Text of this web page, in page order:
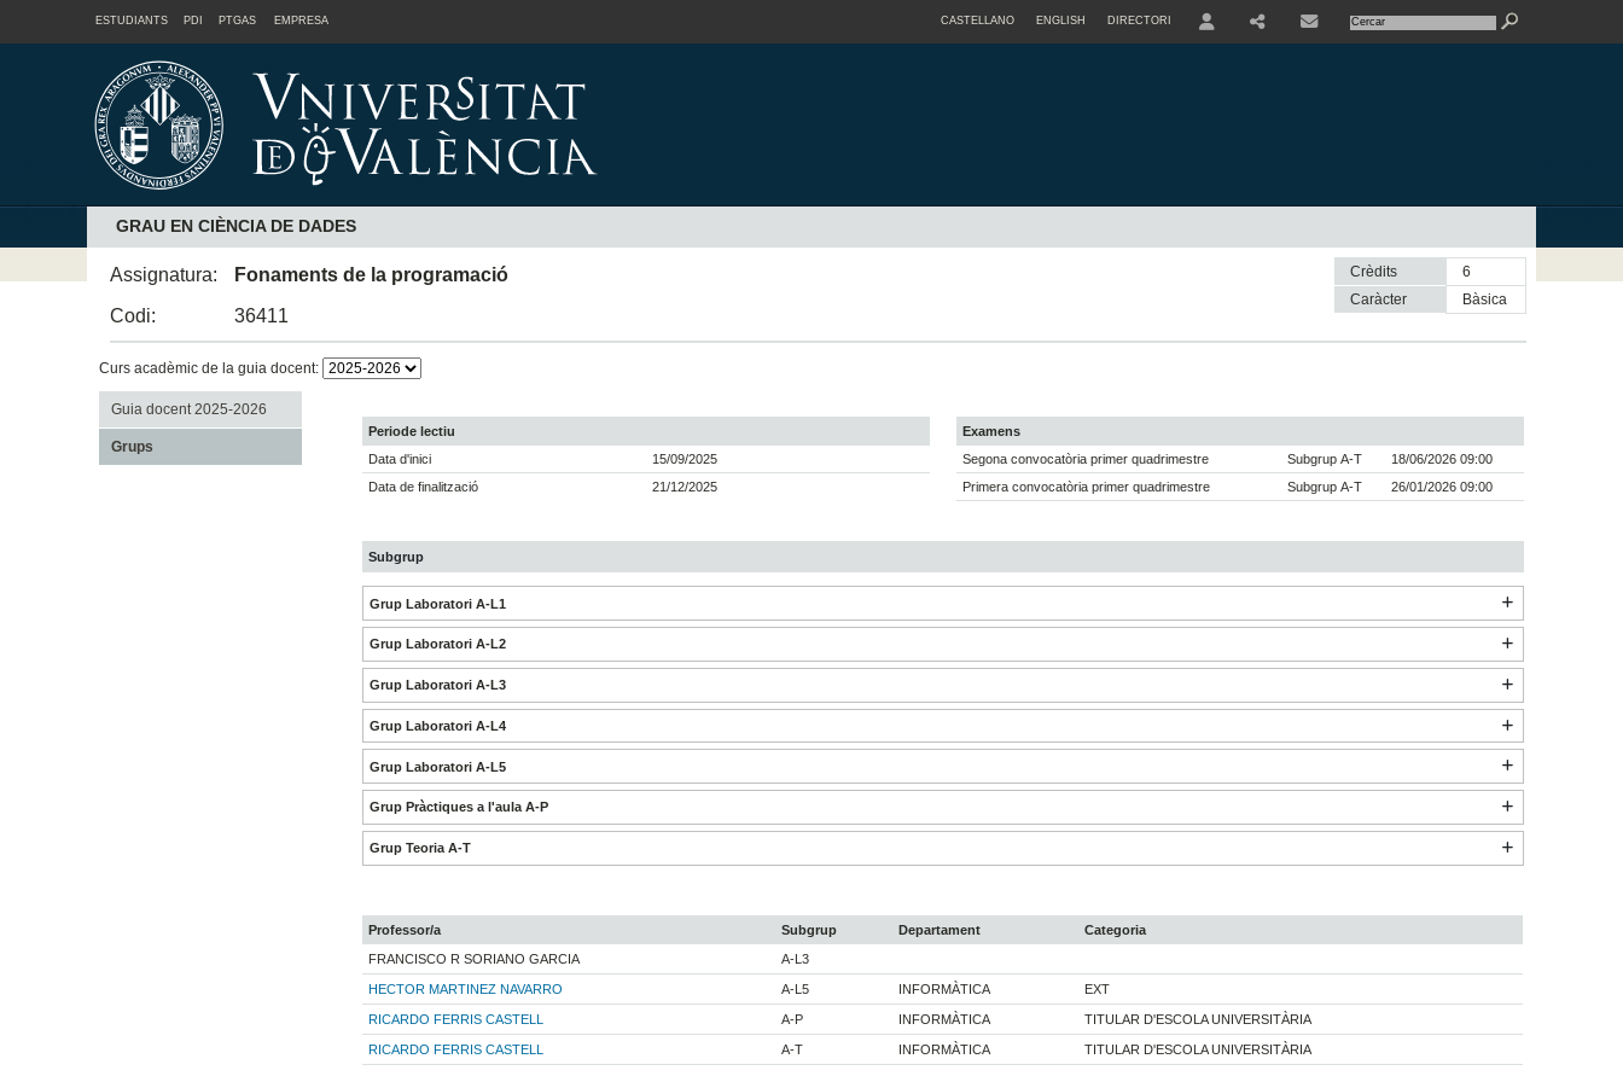
ESTUDIANTS PDI PTGAS EMPRESA CASTELLANO ENGLISH DIRECTORI
GRAU EN CIÈNCIA DE DADES
Assignatura:
Fonaments de la programació
Codi:
36411
Crèdits
6
Caràcter
bàsica
Curs acadèmic de la guia docent:
Guia docent 2025-2026
Grups
Periode lectiu
Data d'inici
15/09/2025
Data de finalització
21/12/2025
Examens
Segona convocatòria primer quadrimestre
Subgrup A-T
18/06/2026 09:00
Primera convocatòria primer quadrimestre
Subgrup A-T 26/01/2026 09:00
Subgrup
Grup Laboratori A-L1
Grup Laboratori A-L2
Grup Laboratori A-L3
Grup Laboratori A-L4
Grup Laboratori A-L5
Grup Pràctiques a l'aula A-P
Grup Teoria A-T
Professor/a Subgrup Departament
Categoria
FRANCISCO R SORIANO GARCIA
A-L3
HECTOR MARTINEZ NAVARRO A-L5 INFORMÀTICA EXT
RICARDO FERRIS CASTELL A-P INFORMÀTICA TITULAR D'ESCOLA UNIVERSITÀRIA
RICARDO FERRIS CASTELL A-T INFORMÀTICA TITULAR D'ESCOLA UNIVERSITÀRIA